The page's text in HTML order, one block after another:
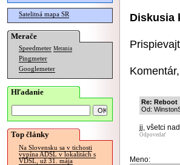
Satelitná mapa SR
Merače
Speedmeter Merania
Pingmeter
Googlemeter
Hľadanie
Top články
Na Slovensku sa v tichosti
vypína ADSL v lokalitách s
VDSL, už 31. mája
Diskusia
Re: Reboot
Od:
jj, všetci
Odpovedať
Meno: